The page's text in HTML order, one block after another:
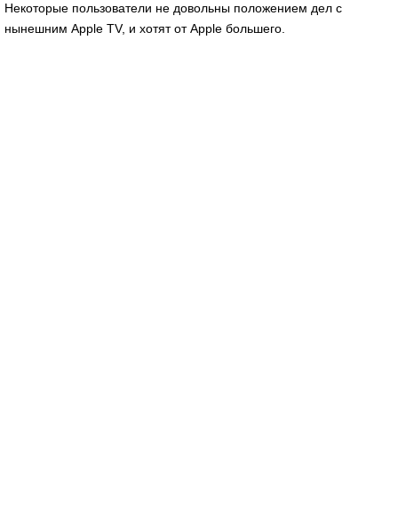
Некоторые пользователи не довольны положением дел с
нынешним Apple TV, и хотят от Apple большего.